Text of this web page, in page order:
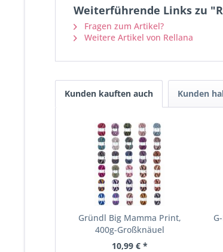
Weiterführende Links zu
Fragen zum Artikel?
Weitere Artikel von Rellana
Kunden kauften auch Kunden
Gründl Big Mamma Print,
400g-Großknäuel
10,99 € *